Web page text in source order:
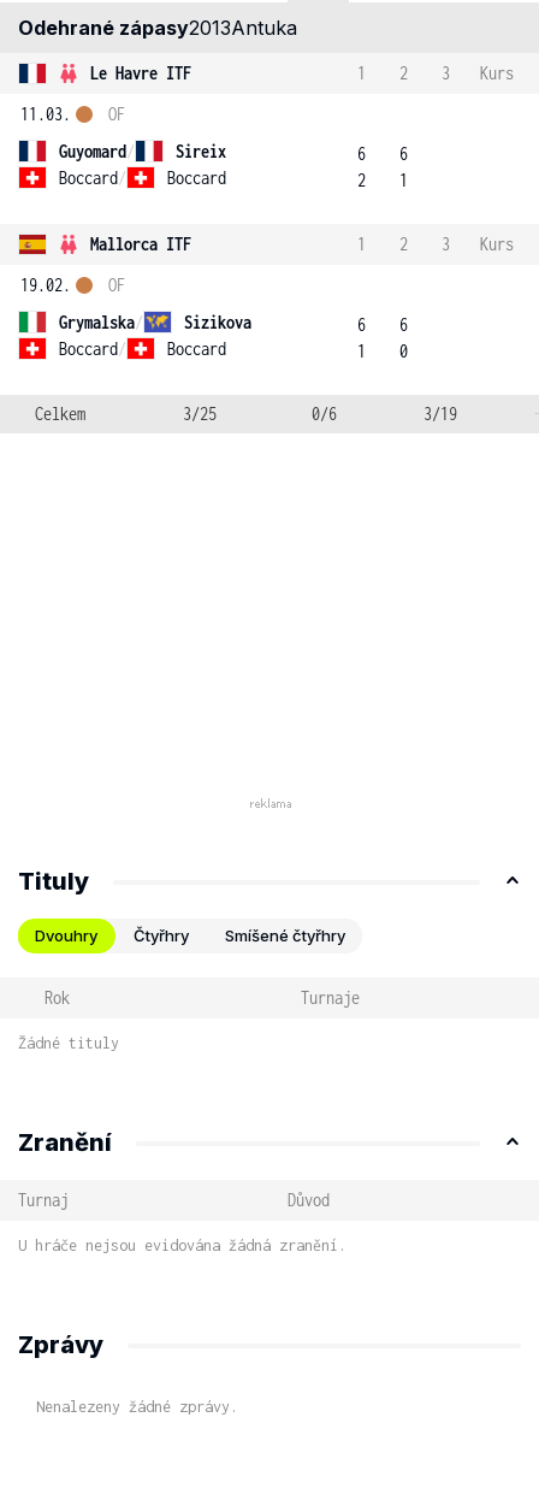
Odehrané zápasy2013Antuka
Le Havre ITF 1 2 3
Kurs
11.03.
Guyomard/
Sireix
Boccard/ Boccard
OF
6
2
6
1
Mallorca ITF 1 2 3
Kurs
19.02.
Grymalska/
Sizikova
Boccard/ Boccard
OF
6
1
6
0
Celkem 3/25 0/6 3/19
Tituly
Dvouhry Čtyřhry Smíšené čtyřhry
Rok Turnaje
Žádné tituly
Zranění
Turnaj Důvod
U hráče nejsou evidována žádná zranění.
Zprávy
Nenalezeny žádné zprávy.